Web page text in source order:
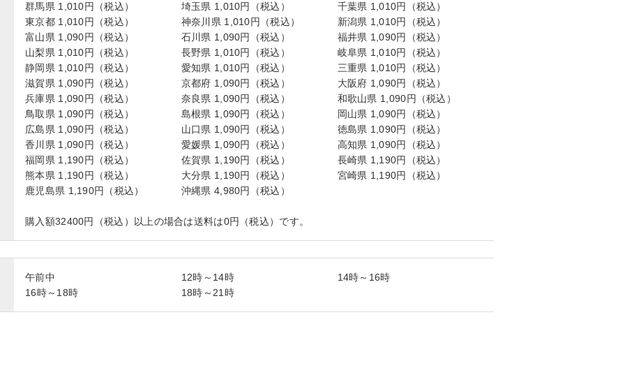
群馬県 1,010円（税込）
埼玉県 1,010円（税込）
千葉県 1,010円（税込）
東京都 1,010円（税込）
神奈川県 1,010円（税込）
新潟県 1,010円（税込）
富山県 1,090円（税込）
石川県 1,090円（税込）
福井県 1,090円（税込）
山梨県 1,010円（税込）
長野県 1,010円（税込）
岐阜県 1,010円（税込）
静岡県 1,010円（税込）
愛知県 1,010円（税込）
三重県 1,010円（税込）
滋賀県 1,090円（税込）
京都府 1,090円（税込）
大阪府 1,090円（税込）
兵庫県 1,090円（税込）
奈良県 1,090円（税込）
和歌山県 1,090円（税込）
鳥取県 1,090円（税込）
島根県 1,090円（税込）
岡山県 1,090円（税込）
広島県 1,090円（税込）
山口県 1,090円（税込）
徳島県 1,090円（税込）
香川県 1,090円（税込）
愛媛県 1,090円（税込）
高知県 1,090円（税込）
福岡県 1,190円（税込）
佐賀県 1,190円（税込）
長崎県 1,190円（税込）
熊本県 1,190円（税込）
大分県 1,190円（税込）
宮崎県 1,190円（税込）
鹿児島県 1,190円（税込）
沖縄県 4,980円（税込）
購入額32400円（税込）以上の場合は送料は0円（税込）です。
午前中 12時～14時
14時～16時
16時～18時
18時～21時